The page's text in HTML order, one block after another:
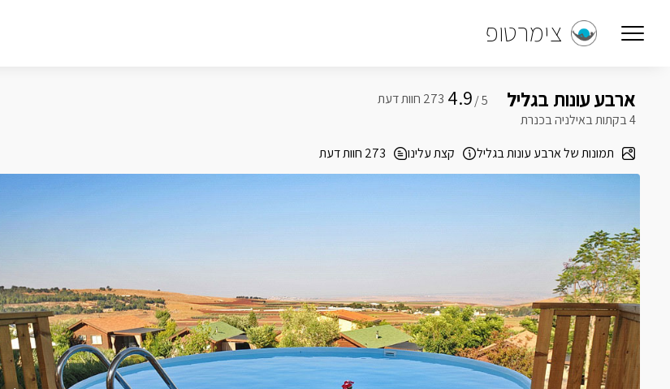
צימרטופ
ארבע עונות בגליל 5 /
4.9
4 בקתות באילניה בכנרת
תמונות של ארבע עונות בגליל
קצת עלינו 273 חוות דעת